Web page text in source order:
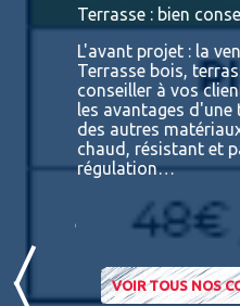
la suite
Terrasse : bien
L'avant projet : la
Terrasse bois,
conseiller à vos
les avantages
des autres
chaud, résistant et
régulation…
VOIR TOUS NOS